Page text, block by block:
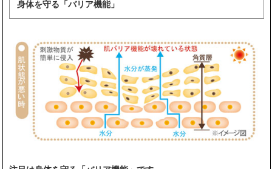
身体を守る「バリア機能」